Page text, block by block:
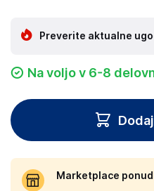
Preverite aktualne
Na voljo v 6-8
Marketplace